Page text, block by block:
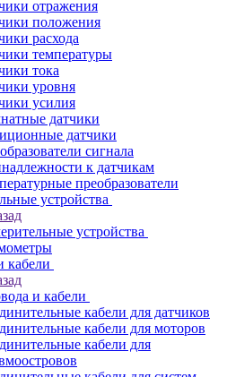
отражения
положения
расхода
температуры
тока
уровня
усилия
датчики
датчики
сигнала
к датчикам
преобразователи
устройства
устройства
кабели
и кабели
кабели для датчиков
кабели для моторов
кабели для